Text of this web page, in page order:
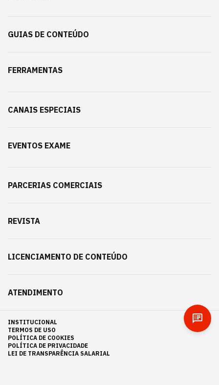
GUIAS DE CONTEÚDO
FERRAMENTAS
CANAIS ESPECIAIS
EVENTOS EXAME
PARCERIAS COMERCIAIS
REVISTA
LICENCIAMENTO DE CONTEÚDO
ATENDIMENTO
INSTITUCIONAL
TERMOS DE USO
POLÍTICA DE COOKIES
POLÍTICA DE PRIVACIDADE
LEI DE TRANSPARÊNCIA SALARIAL